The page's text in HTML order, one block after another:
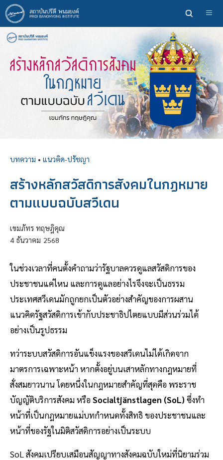
ข้าม
ไป
ยัง
เนื้อหา
บทความ • แนวคิด-ปรัชญา
สร้างหลักสวัสดิการสังคมในกฎหมาย
ตามแบบฉบับสวีเดน
เขมภัทร ทฤษฎิคุณ
4 ธันวาคม 2568
ในช่วงเวลาที่คนตั้งคำถามว่ารัฐบาลควรดูแลสวัสดิการของ
ประชาชนแค่ไหน และการดูแลอย่างไรจึงจะเป็นธรรม
ประเทศสวีเดนมักถูกยกเป็นตัวอย่างสำคัญของการผสาน
แนวคิดรัฐสวัสดิการเข้ากับประชาธิปไตยแบบมีส่วนร่วมได้
อย่างเป็นรูปธรรม
ทว่าระบบสวัสดิการอันแข็งแรงของสวีเดนไม่ได้เกิดจาก
มาตรการเฉพาะหน้า หากตั้งอยู่บนเสาหลักทางกฎหมายที่
สั่งสมยาวนาน โดยหนึ่งในกฎหมายสำคัญที่สุดคือ พระราช
บัญญัติบริการสังคม หรือSocialtjänstlagen (SoL) ซึ่งทำ
หน้าที่เป็นกฎหมายแม่บทกำหนดทั้งสิทธิ ของประชาชนและ
หน้าที่ของรัฐในมิติสวัสดิการอย่างเป็นระบบ
SoL สังคมเปรียบเสมือนสัญญาทางสังคมฉบับใหม่ที่นิยามร่วม